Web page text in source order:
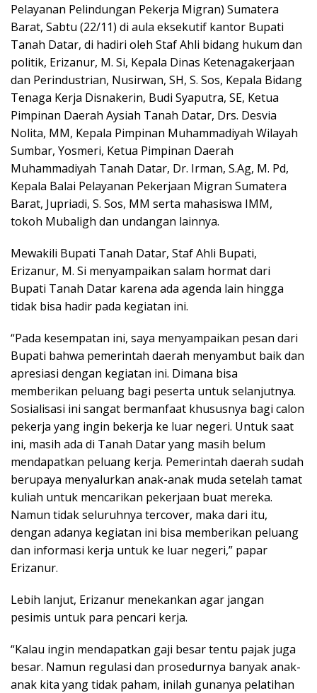
Pelayanan Pelindungan Pekerja Migran) Sumatera
Barat, Sabtu (22/11) di aula eksekutif kantor Bupati
Tanah Datar, di hadiri oleh Staf Ahli bidang hukum dan
politik, Erizanur, M. Si, Kepala Dinas Ketenagakerjaan
dan Perindustrian, Nusirwan, SH, S. Sos, Kepala Bidang
Tenaga Kerja Disnakerin, Budi Syaputra, SE, Ketua
Pimpinan Daerah Aysiah Tanah Datar, Drs. Desvia
Nolita, MM, Kepala Pimpinan Muhammadiyah Wilayah
Sumbar, Yosmeri, Ketua Pimpinan Daerah
Muhammadiyah Tanah Datar, Dr. Irman, S.Ag, M. Pd,
Kepala Balai Pelayanan Pekerjaan Migran Sumatera
Barat, Jupriadi, S. Sos, MM serta mahasiswa IMM,
tokoh Mubaligh dan undangan lainnya.
Mewakili Bupati Tanah Datar, Staf Ahli Bupati,
Erizanur, M. Si menyampaikan salam hormat dari
Bupati Tanah Datar karena ada agenda lain hingga
tidak bisa hadir pada kegiatan ini.
“Pada kesempatan ini, saya menyampaikan pesan dari
Bupati bahwa pemerintah daerah menyambut baik dan
apresiasi dengan kegiatan ini. Dimana bisa
memberikan peluang bagi peserta untuk selanjutnya.
Sosialisasi ini sangat bermanfaat khususnya bagi calon
pekerja yang ingin bekerja ke luar negeri. Untuk saat
ini, masih ada di Tanah Datar yang masih belum
mendapatkan peluang kerja. Pemerintah daerah sudah
berupaya menyalurkan anak-anak muda setelah tamat
kuliah untuk mencarikan pekerjaan buat mereka.
Namun tidak seluruhnya tercover, maka dari itu,
dengan adanya kegiatan ini bisa memberikan peluang
dan informasi kerja untuk ke luar negeri,” papar
Erizanur.
Lebih lanjut, Erizanur menekankan agar jangan
pesimis untuk para pencari kerja.
“Kalau ingin mendapatkan gaji besar tentu pajak juga
besar. Namun regulasi dan prosedurnya banyak anak-
anak kita yang tidak paham, inilah gunanya pelatihan